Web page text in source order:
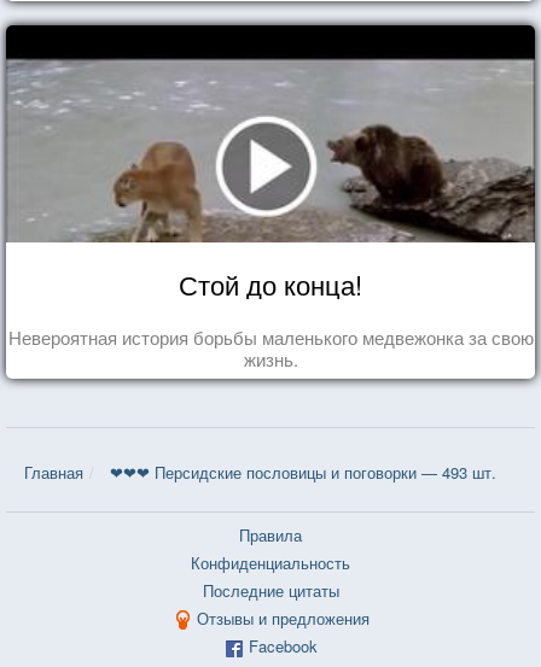
Стой до конца!
Невероятная история борьбы маленького медвежонка за свою
жизнь.
Главная ❤❤❤ Персидские пословицы и поговорки — 493 шт.
Правила
Конфиденциальность
Последние цитаты
Отзывы и предложения
Facebook